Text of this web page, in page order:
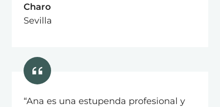
Charo
Sevilla
“Ana es una estupenda profesional y